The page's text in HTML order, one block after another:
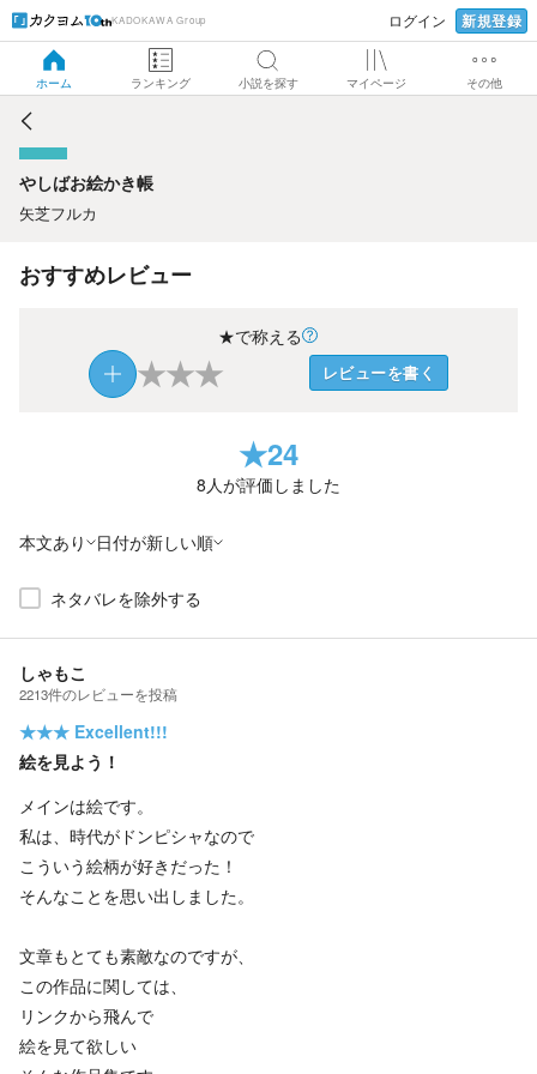
KADOKAWA Group ログイン 新規登録
ホーム ランキング 小説を探す マイページ その他
やしばお絵かき帳
やしばお絵かき帳
矢芝フルカ
おすすめレビュー
★で称える
★★★ レビューを書く
★24
8人が評価しました
本文あり 日付が新しい順
ネタバレを除外する
しゃもこ
2213件のレビューを投稿
★★★ Excellent!!!
絵を見よう！
メインは絵です。
私は、時代がドンピシャなので
こういう絵柄が好きだった！
そんなことを思い出しました。
文章もとても素敵なのですが、
この作品に関しては、
リンクから飛んで
絵を見て欲しい